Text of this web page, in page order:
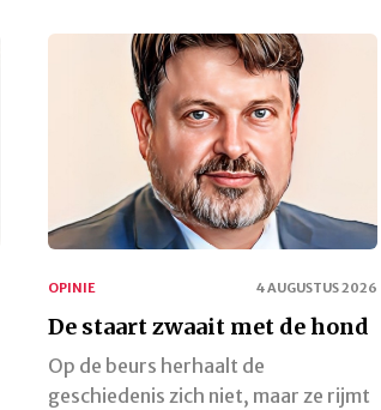
OPINIE 4 AUGUSTUS 2026
De staart zwaait met de hond
Op de beurs herhaalt de
geschiedenis zich niet, maar ze rijmt